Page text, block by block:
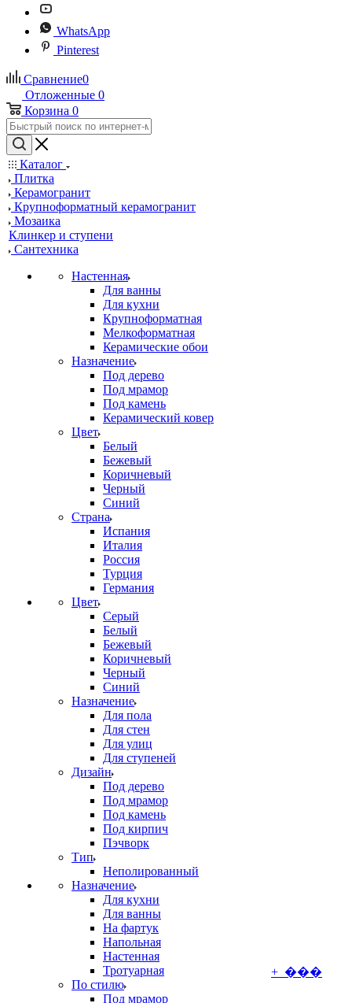
WhatsApp
Pinterest
Сравнение0
Отложенные 0
Корзина 0
Каталог
Плитка
Керамогранит
Крупноформатный керамогранит
Мозаика
Клинкер и ступени
Сантехника
Настенная
Для ванны
Для кухни
Крупноформатная
Мелкоформатная
Керамические обои
Назначение
Под дерево
Под мрамор
Под камень
Керамический ковер
Цвет
Белый
Бежевый
Коричневый
Черный
Синий
Страна
Испания
Италия
Россия
Турция
Германия
Цвет
Серый
Белый
Бежевый
Коричневый
Черный
Синий
Назначение
Для пола
Для стен
Для улиц
Для ступеней
Дизайн
Под дерево
Под мрамор
Под камень
Под кирпич
Пэчворк
Тип
Неполированный
Назначение
Для кухни
Для ванны
На фартук
Напольная
Настенная
Тротуарная
По стилю
Под мрамор
+ ���